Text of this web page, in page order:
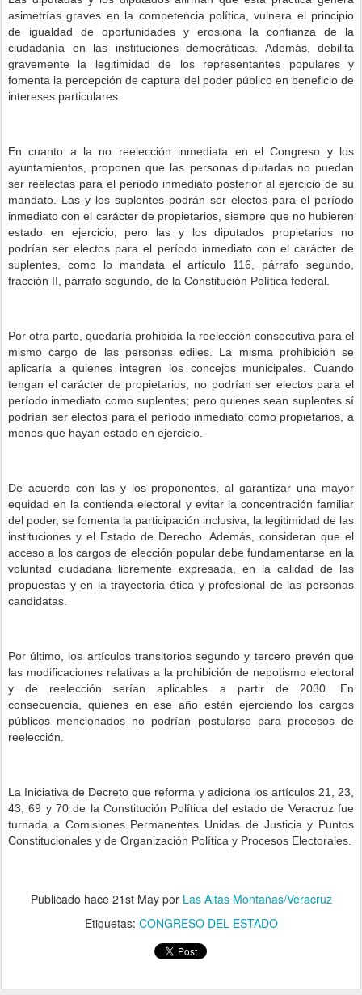
asimetrías graves en la competencia política, vulnera el principio
de igualdad de oportunidades y erosiona la confianza de la
ciudadanía en las instituciones democráticas. Además, debilita
gravemente la legitimidad de los representantes populares y
fomenta la percepción de captura del poder público en beneficio de
intereses particulares.
En cuanto a la no reelección inmediata en el Congreso y los
ayuntamientos, proponen que las personas diputadas no puedan
ser reelectas para el periodo inmediato posterior al ejercicio de su
mandato. Las y los suplentes podrán ser electos para el período
inmediato con el carácter de propietarios, siempre que no hubieren
estado en ejercicio, pero las y los diputados propietarios no
podrían ser electos para el período inmediato con el carácter de
suplentes, como lo mandata el artículo 116, párrafo segundo,
fracción II, párrafo segundo, de la Constitución Política federal.
Por otra parte, quedaría prohibida la reelección consecutiva para el
mismo cargo de las personas ediles. La misma prohibición se
aplicaría a quienes integren los concejos municipales. Cuando
tengan el carácter de propietarios, no podrían ser electos para el
período inmediato como suplentes; pero quienes sean suplentes sí
podrían ser electos para el período inmediato como propietarios, a
menos que hayan estado en ejercicio.
De acuerdo con las y los proponentes, al garantizar una mayor
equidad en la contienda electoral y evitar la concentración familiar
del poder, se fomenta la participación inclusiva, la legitimidad de las
instituciones y el Estado de Derecho. Además, consideran que el
acceso a los cargos de elección popular debe fundamentarse en la
voluntad ciudadana libremente expresada, en la calidad de las
propuestas y en la trayectoria ética y profesional de las personas
candidatas.
Por último, los artículos transitorios segundo y tercero prevén que
las modificaciones relativas a la prohibición de nepotismo electoral
y de reelección serían aplicables a partir de 2030. En
consecuencia, quienes en ese año estén ejerciendo los cargos
públicos mencionados no podrían postularse para procesos de
reelección.
La Iniciativa de Decreto que reforma y adiciona los artículos 21, 23,
43, 69 y 70 de la Constitución Política del estado de Veracruz fue
turnada a Comisiones Permanentes Unidas de Justicia y Puntos
Constitucionales y de Organización Política y Procesos Electorales.
Publicado hace 21st Maypor Las Altas Montañas/Veracruz
Etiquetas: CONGRESO DEL ESTADO